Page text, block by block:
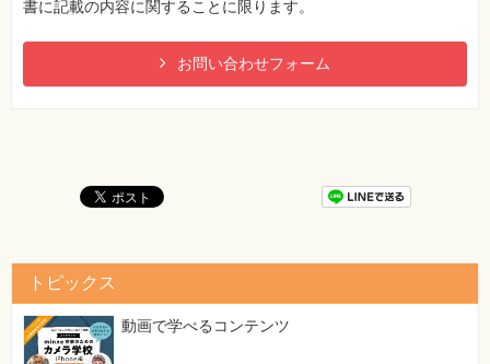
書に記載の内容に関することに限ります。
お問い合わせフォーム
トピックス
動画で学べるコンテンツ